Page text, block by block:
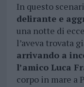
In questo
delirante e
una notte di
l’aveva trovata
arrivando a
l’amico Luca
corpo in mare a